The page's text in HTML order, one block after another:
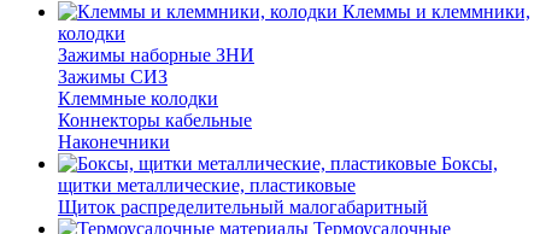
Клеммы и клеммники,
колодки
Зажимы наборные ЗНИ
Зажимы СИЗ
Клеммные колодки
Коннекторы кабельные
Наконечники
Боксы,
щитки металлические, пластиковые
Щиток распределительный малогабаритный
Термоусадочные